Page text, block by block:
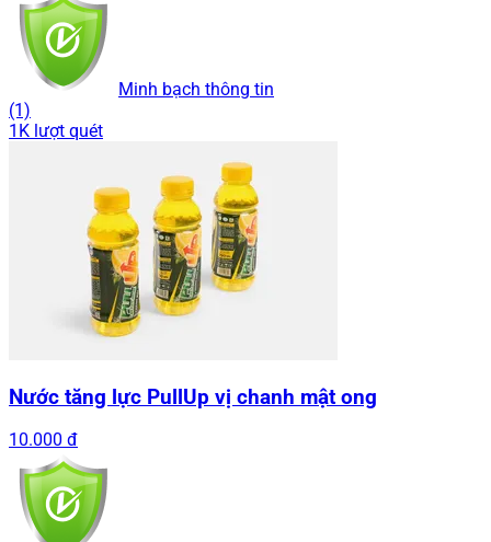
Minh bạch thông tin
(1)
1K lượt quét
Nước tăng lực PullUp vị chanh mật ong
10.000 đ